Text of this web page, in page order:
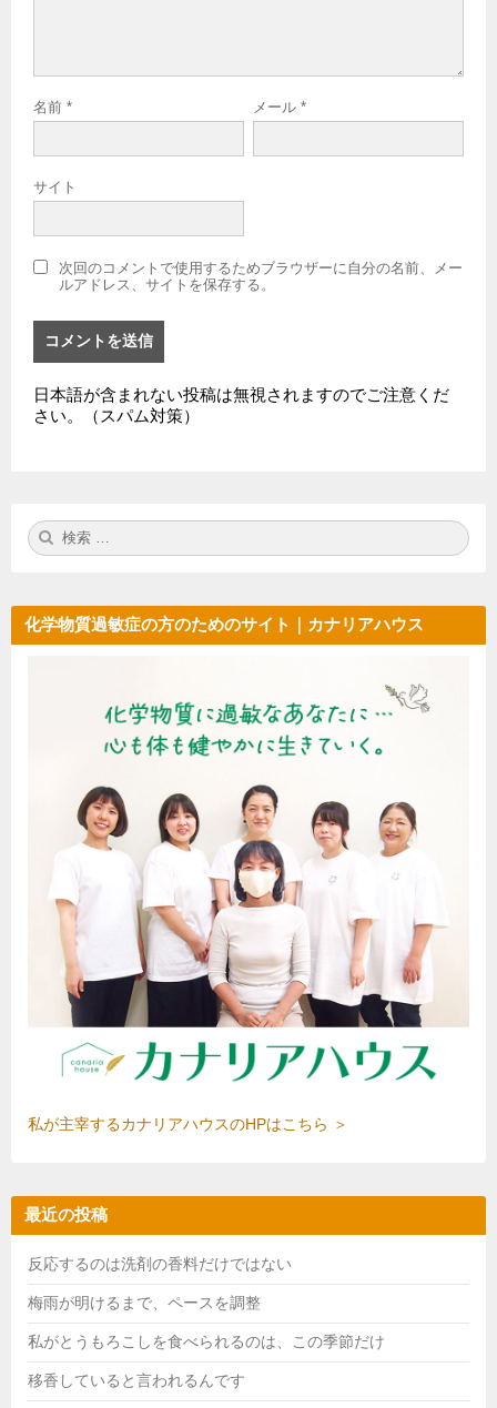
名前 * メール *
サイト
次回のコメントで使用するためブラウザーに自分の名前、メー
ルアドレス、サイトを保存する。
日本語が含まれない投稿は無視されますのでご注意くだ
さい。（スパム対策）
検
索:
化学物質過敏症の方のためのサイト｜カナリアハウス
私が主宰するカナリアハウスのHPはこちら ＞
最近の投稿
反応するのは洗剤の香料だけではない
梅雨が明けるまで、ペースを調整
私がとうもろこしを食べられるのは、この季節だけ
移香していると言われるんです